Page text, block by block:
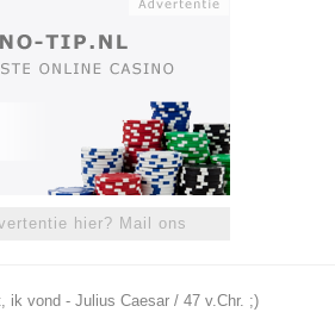
hier? Mail ons
ik vond - Julius Caesar / 47 v.Chr. ;)